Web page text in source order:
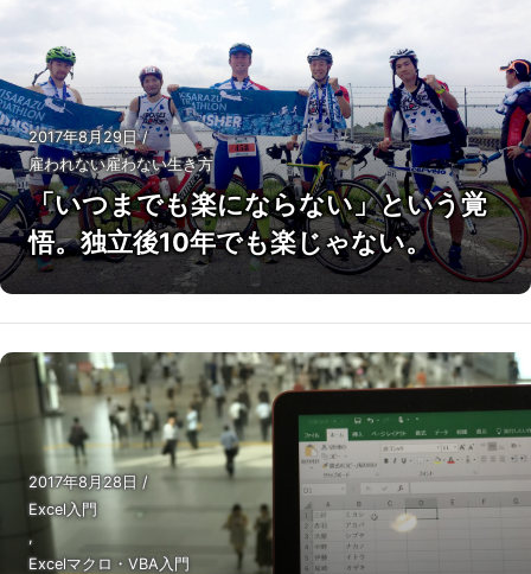
2017年8月29日/
雇われない雇わない生き方
「いつまでも楽にならない」という覚
悟。独立後10年でも楽じゃない。
2017年8月28日 /
Excel入門
,
Excelマクロ・VBA入門